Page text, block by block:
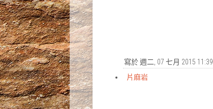
寫於 週二, 07 七月 2015 11:39
片麻岩